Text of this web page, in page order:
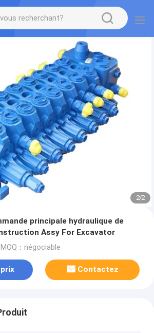
2/2
principale hydraulique de
Assy For Excavator
MOQ：négociable
Contactez